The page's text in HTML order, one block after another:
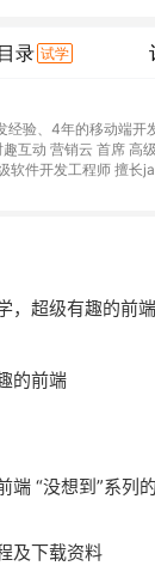
目录 试学
经验、4年的移动端开
互动 营销云 首席 高
软件开发工程师 擅长
，超级有趣的前端
的前端
端 “没想到”系列
及下载资料